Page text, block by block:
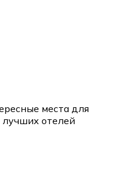
места для
лучших отелей